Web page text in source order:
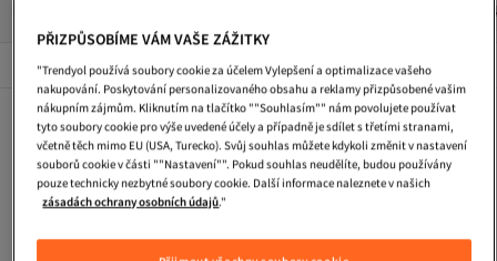
Popularni Značky Zobrazit vše
Kabelka Tasky Pres Rameno
Plazova Taska
Ledvinka
Dlouhe Vecerni Saty
Turisticke Boty
Pletene Saty
Cestovni Taska
Saty S Flitry
PŘIZPŮSOBÍME VÁM VAŠE ZÁŽITKY
"Trendyol používá soubory cookie za účelem Vylepšení a optimalizace vašeho
nakupování. Poskytování personalizovaného obsahu a reklamy přizpůsobené vašim
nákupním zájmům. Kliknutím na tlačítko ""Souhlasím"" nám povolujete používat
tyto soubory cookie pro výše uvedené účely a případně je sdílet s třetími stranami,
včetně těch mimo EU (USA, Turecko). Svůj souhlas můžete kdykoli změnit v nastavení
souborů cookie v části ""Nastavení"". Pokud souhlas neudělíte, budou používány
pouze technicky nezbytné soubory cookie. Další informace naleznete v našich
zásadách ochrany osobních údajů."